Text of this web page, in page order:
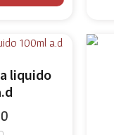
liquido